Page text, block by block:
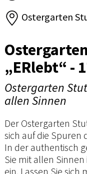
Ostergarten
„ERlebt“ -
Ostergarten
allen Sinnen
Der Ostergarten
sich auf die Spuren
In der authentisch
Sie mit allen
ein. Lassen Sie sich